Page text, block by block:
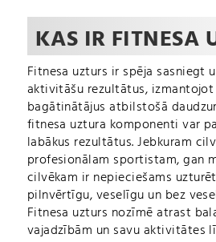
KAS IR FITNESA
Fitnesa uzturs ir spēja sasniegt
aktivitāšu rezultātus,
bagātinātājus atbilstošā
fitnesa uztura komponenti var
labākus rezultātus. Jebkuram
profesionālam sportistam, gan
cilvēkam ir nepieciešams
pilnvērtīgu, veselīgu un bez
Fitnesa uzturs nozīmē atrast
vajadzībām un savu aktivitātes